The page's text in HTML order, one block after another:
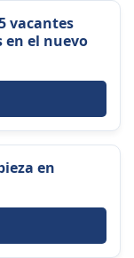
vacantes
en el nuevo
en